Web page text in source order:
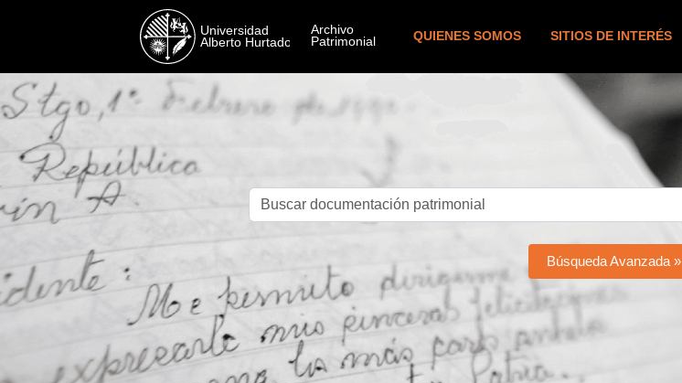
QUIENES SOMOS SITIOS DE INTERÉS
Búsqueda Avanzada »